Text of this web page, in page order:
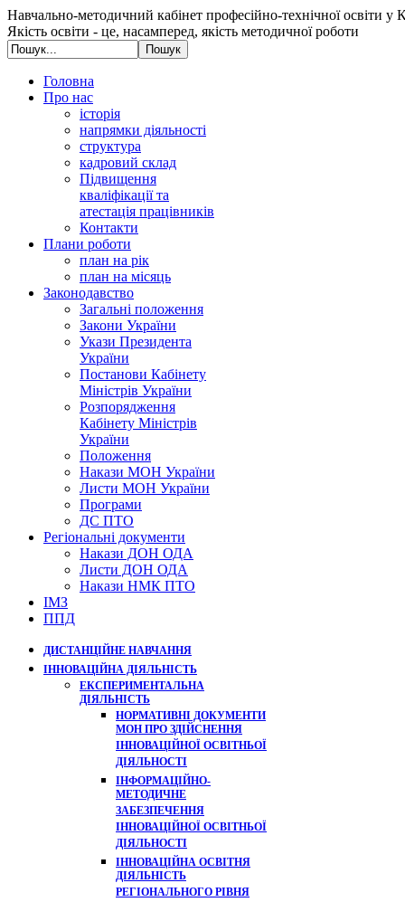
Навчально-методичний кабінет професійно-технічної освіти у
Якість освіти - це, насамперед, якість методичної роботи
Головна
Про нас
історія
напрямки діяльності
структура
кадровий склад
Підвищення
кваліфікації та
атестація працівників
Контакти
Плани роботи
план на рік
план на місяць
Законодавство
Загальні положення
Закони України
Укази Президента
України
Постанови Кабінету
Міністрів України
Розпорядження
Кабінету Міністрів
України
Положення
Накази МОН України
Листи МОН України
Програми
ДС ПТО
Регіональні документи
Накази ДОН ОДА
Листи ДОН ОДА
Накази НМК ПТО
ІМЗ
ППД
ДИСТАНЦІЙНЕ НАВЧАННЯ
ІННОВАЦІЙНА ДІЯЛЬНІСТЬ
ЕКСПЕРИМЕНТАЛЬНА
ДІЯЛЬНІСТЬ
НОРМАТИВНІ ДОКУМЕНТИ
МОН ПРО ЗДІЙСНЕННЯ
ІННОВАЦІЙНОЇ ОСВІТНЬОЇ
ДІЯЛЬНОСТІ
ІНФОРМАЦІЙНО-
МЕТОДИЧНЕ
ЗАБЕЗПЕЧЕННЯ
ІННОВАЦІЙНОЇ ОСВІТНЬОЇ
ДІЯЛЬНОСТІ
ІННОВАЦІЙНА ОСВІТНЯ
ДІЯЛЬНІСТЬ
РЕГІОНАЛЬНОГО РІВНЯ